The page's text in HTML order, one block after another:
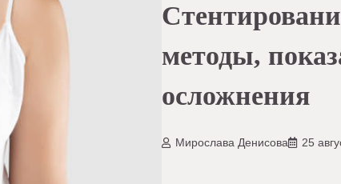
методы,
осложнения
Мирослава Денисова 25